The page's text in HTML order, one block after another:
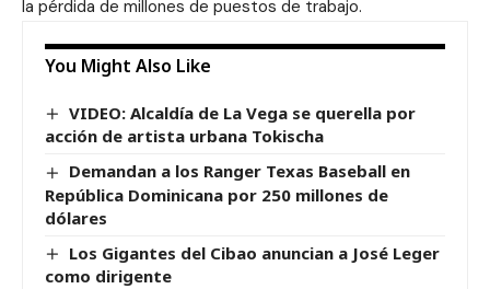
la pérdida de millones de puestos de trabajo.
You Might Also Like
VIDEO: Alcaldía de La Vega se querella por
acción de artista urbana Tokischa
Demandan a los Ranger Texas Baseball en
República Dominicana por 250 millones de
dólares
Los Gigantes del Cibao anuncian a José Leger
como dirigente